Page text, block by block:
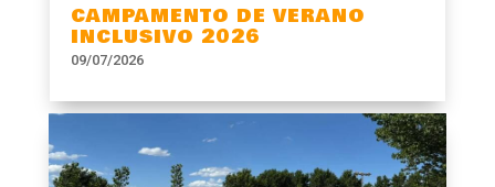
CAMPAMENTO DE VERANO
INCLUSIVO 2026
09/07/2026